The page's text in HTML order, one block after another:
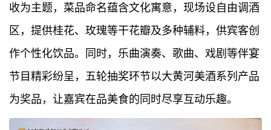
收为主题，菜品命名蕴含文化寓意，现场设自由调酒
区，提供桂花、玫瑰等干花瓣及多种辅料，供宾客创
作个性化饮品。同时，乐曲演奏、歌曲、戏剧等伴宴
节目精彩纷呈，五轮抽奖环节以大黄河美酒系列产品
为奖品，让嘉宾在品美食的同时尽享互动乐趣。